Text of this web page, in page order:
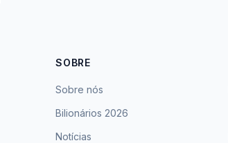
SOBRE
Sobre nós
Bilionários 2026
Notícias